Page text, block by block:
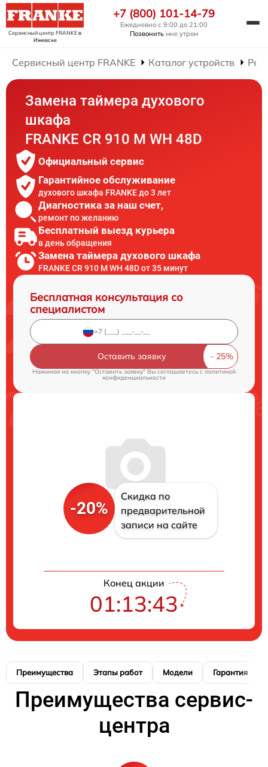
Сервисный центр FRANKEв
Ижевске
+7 (800) 101-14-79
Ежедневно с 9:00 до 21:00
Позвонить мне утром
Сервисный центр FRANKE Каталог устройств
Замена таймера духового
шкафа
FRANKE CR 910 M WH 48D
Официальный сервис
Гарантийное обслуживание
духового шкафа FRANKE до 3 лет
Диагностика за наш счет,
ремонт по желанию
Бесплатный выезд курьера
в день обращения
Замена таймера духового шкафа
FRANKE CR 910 M WH 48D от 35 минут
Бесплатная консультация со
специалистом
Оставить заявку
Нажимая на кнопку "Оставить заявку" Вы соглашаетесь cполитикой
конфиденциальности
-20%
Скидка по
предварительной
записи на сайте
Конец акции
01:13:42
Преимущества Этапы работ Модели Гарантия
Преимущества сервис-
центра